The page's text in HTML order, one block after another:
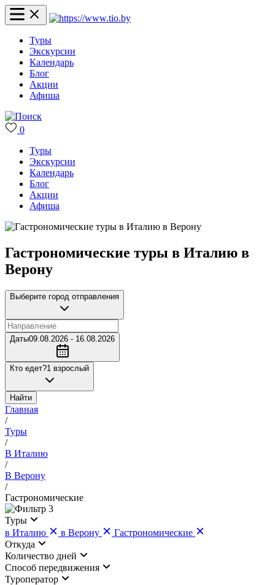
Туры
Экскурсии
Календарь
Блог
Акции
Афиша
0
Туры
Экскурсии
Календарь
Блог
Акции
Афиша
Гастрономические туры в Италию в
Верону
Выберите город отправления
Даты09.08.2026 - 16.08.2026
Кто едет?1 взрослый
Найти
Главная
/
Туры
/
В Италию
/
В Верону
/
Гастрономические
3
Туры
в Италию
в Верону
Гастрономические
Откуда
Количество дней
Cпособ передвижения
Туроператор